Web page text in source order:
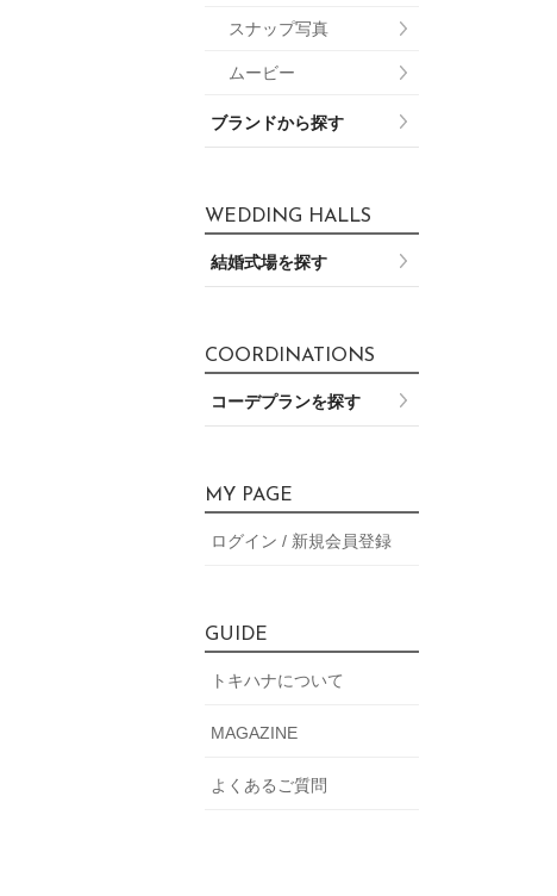
スナップ写真
ムービー
ブランドから探す
WEDDING HALLS
結婚式場を探す
COORDINATIONS
コーデプランを探す
MY PAGE
ログイン / 新規会員登録
GUIDE
トキハナについて
MAGAZINE
よくあるご質問